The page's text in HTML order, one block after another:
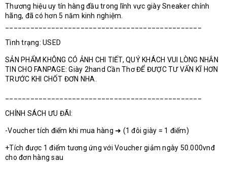
Thương hiệu uy tín hàng đầu trong lĩnh vực giày Sneaker chính
hãng, đã có hơn 5 năm kinh nghiệm.
Tình trạng: USED
SẢN PHẨM KHÔNG CÓ ẢNH CHI TIẾT, QUÝ KHÁCH VUI LÒNG NHẮN
TIN CHO FANPAGE: Giày 2hand Cần Thơ ĐỂ ĐƯỢC TƯ VẤN KĨ HƠN
TRƯỚC KHI CHỐT ĐƠN NHA.
CHÍNH SÁCH ƯU ĐÃI:
-Voucher tích điểm khi mua hàng ➜ (1 đôi giày = 1 điểm)
+Tích được 1 điểm tương ứng với Voucher giảm ngày 50.000vnđ
cho đơn hàng sau